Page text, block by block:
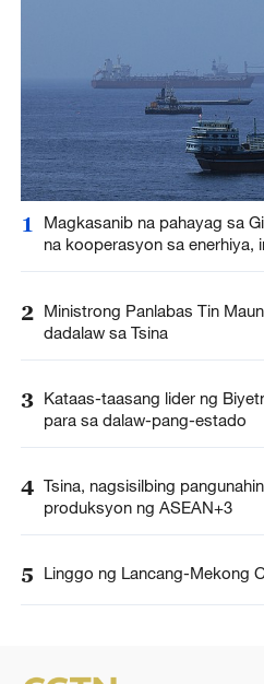
1
Magkasanib na pahayag sa
na kooperasyon sa enerhiya,
2 Ministrong Panlabas Tin
dadalaw sa Tsina
3 Kataas-taasang lider ng
para sa dalaw-pang-estado
4 Tsina, nagsisilbing
produksyon ng ASEAN+3
5 Linggo ng Lancang-Mekong